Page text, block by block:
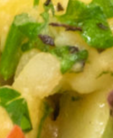
(24 Stück)